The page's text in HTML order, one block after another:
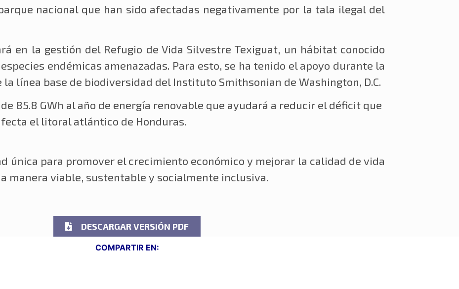
nacional que han sido afectadas negativamente por la tala ilegal del
en la gestión del Refugio de Vida Silvestre Texiguat, un hábitat conocido
endémicas amenazadas. Para esto, se ha tenido el apoyo durante la
la línea base de biodiversidad del Instituto Smithsonian de Washington, D.C.
85.8 GWh al año de energía renovable que ayudará a reducir el déficit que
el litoral atlántico de Honduras.
única para promover el crecimiento económico y mejorar la calidad de vida
manera viable, sustentable y socialmente inclusiva.
DESCARGAR VERSIÓN PDF
COMPARTIR EN: